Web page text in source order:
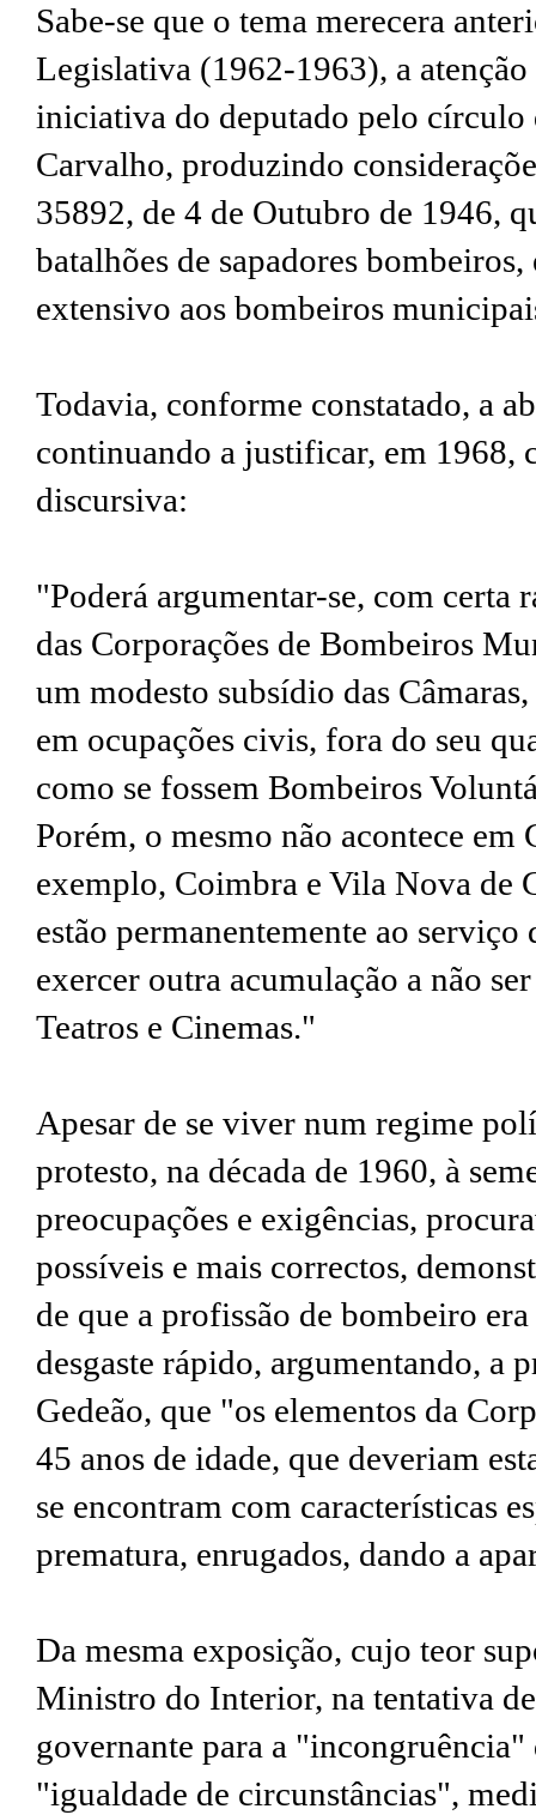
Sabe-se que o tema merecera
Legislativa (1962-1963), a
iniciativa do deputado pelo círculo
Carvalho, produzindo
35892, de 4 de Outubro de 1946,
batalhões de sapadores
extensivo aos bombeiros
Todavia, conforme constatado, a
continuando a justificar, em 1968,
discursiva:
"Poderá argumentar-se, com certa
das Corporações de Bombeiros
um modesto subsídio das
em ocupações civis, fora do seu
como se fossem Bombeiros
Porém, o mesmo não acontece em
exemplo, Coimbra e Vila Nova de
estão permanentemente ao
exercer outra acumulação a não
Teatros e Cinemas."
Apesar de se viver num regime
protesto, na década de 1960, à
preocupações e exigências,
possíveis e mais correctos,
de que a profissão de bombeiro
desgaste rápido, argumentando, a
Gedeão, que "os elementos da
45 anos de idade, que deveriam
se encontram com características
prematura, enrugados, dando a
Da mesma exposição, cujo teor
Ministro do Interior, na tentativa
governante para a
"igualdade de circunstâncias",